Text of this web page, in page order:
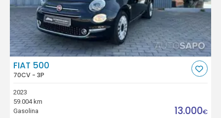
FIAT 500
70CV - 3P
2023
59.004 km
Gasolina
13.000€